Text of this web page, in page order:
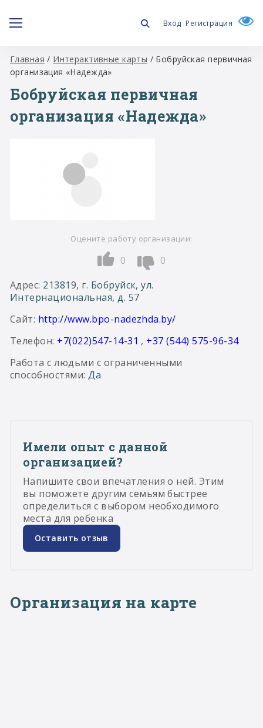
Вход Регистрация
Главная / Интерактивные карты / Бобруйская первичная
организация «Надежда»
Бобруйская первичная
организация «Надежда»
Оцените работу организации:
0
0
Адрес: 213819, г. Бобруйск, ул.
Интернациональная, д. 57
Сайт: http://www.bpo-nadezhda.by/
Телефон: +7(022)547-14-31 , +37 (544) 575-96-34
Работа с людьми с ограниченными
способностями: Да
Имели опыт с данной
организацией?
Напишите свои впечатления о ней. Этим
вы поможете другим семьям быстрее
определиться с выбором необходимого
места для ребенка
Оставить отзыв
Организация на карте